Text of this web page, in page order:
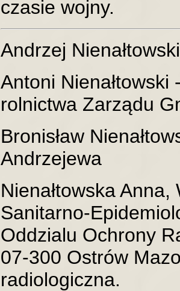
czasie wojny.
Andrzej
Antoni
rolnictwa Zarządu
Bronisław
Andrzejewa
Nienałtowska
Sanitarno-
Oddzialu Ochrony
07-300 Ostrów
radiologiczna.